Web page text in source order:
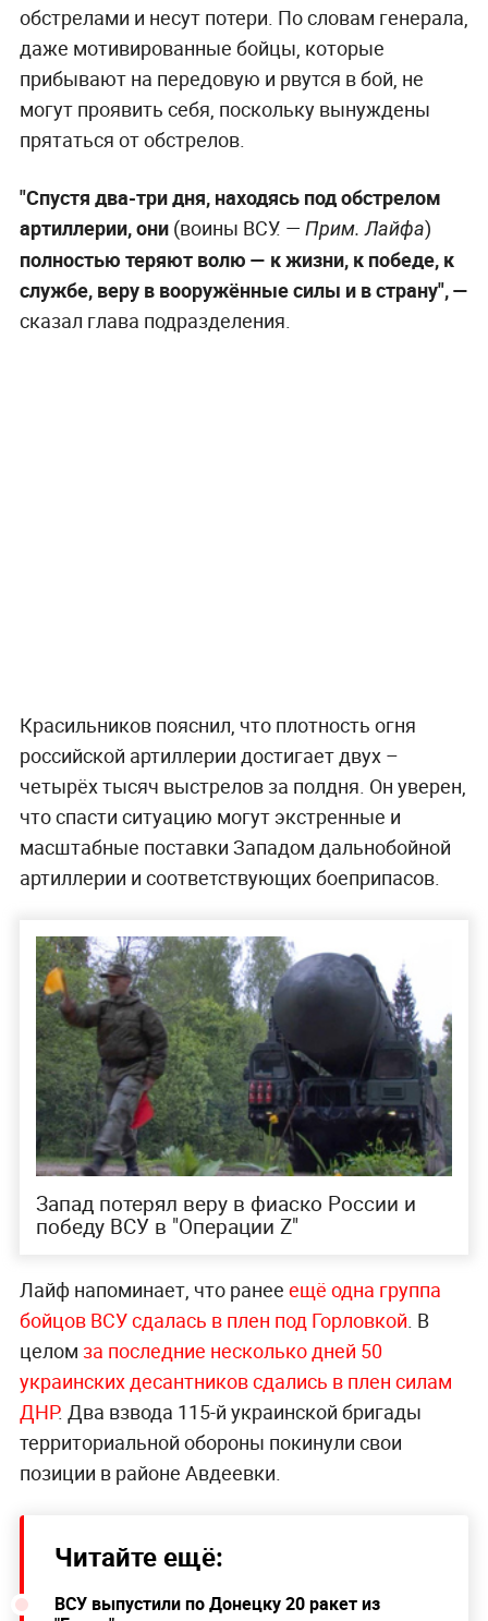
обстрелами и несут потери. По словам генерала,
даже мотивированные бойцы, которые
прибывают на передовую и рвутся в бой, не
могут проявить себя, поскольку вынуждены
прятаться от обстрелов.
"Спустя два-три дня, находясь под обстрелом
артиллерии, они (воины ВСУ. — Прим. Лайфа)
полностью теряют волю — к жизни, к победе, к
службе, веру в вооружённые силы и в страну", —
сказал глава подразделения.
Красильников пояснил, что плотность огня
российской артиллерии достигает двух –
четырёх тысяч выстрелов за полдня. Он уверен,
что спасти ситуацию могут экстренные и
масштабные поставки Западом дальнобойной
артиллерии и соответствующих боеприпасов.
Запад потерял веру в фиаско России и
победу ВСУ в "Операции Z"
Лайф напоминает, что ранее ещё одна группа
бойцов ВСУ сдалась в плен под Горловкой. В
целом за последние несколько дней 50
украинских десантников сдались в плен силам
ДНР. Два взвода 115-й украинской бригады
территориальной обороны покинули свои
позиции в районе Авдеевки.
Читайте ещё:
ВСУ выпустили по Донецку 20 ракет из